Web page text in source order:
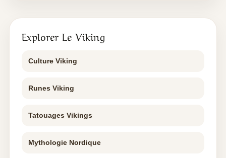
Explorer Le Viking
Culture Viking
Runes Viking
Tatouages Vikings
Mythologie Nordique